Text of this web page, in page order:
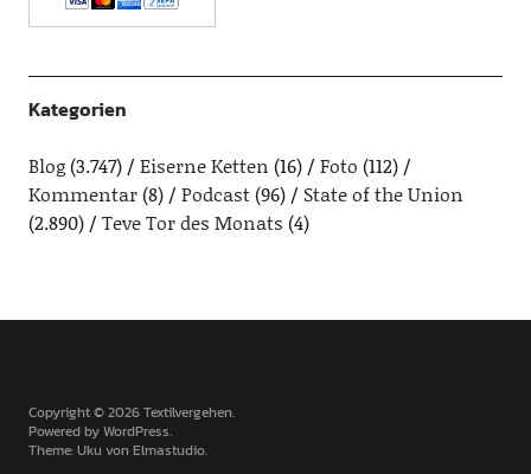
Kategorien
Blog(3.747) Eiserne Ketten (16) Foto (112)
Kommentar(8) Podcast(96)
State of the Union
(2.890)
Teve Tor des Monats (4)
Copyright © 2026 Textilvergehen
Powered byWordPress
Theme: Uku vonElmastudio